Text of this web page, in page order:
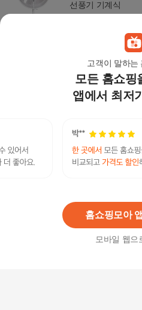
고객이 말하는
모든 홈쇼핑
앱에서 최저
홈쇼핑모아
모바일 웹으
선풍기 기계식
[26년형] 국내제조
터형 스탠드 선풍
178,000원
프리미엄 BLDC 저